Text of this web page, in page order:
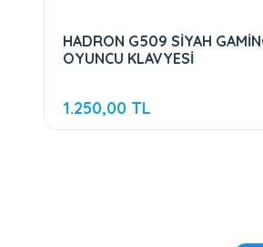
HADRON G509 SİYAH
OYUNCU KLAVYESİ
1.250,00 TL